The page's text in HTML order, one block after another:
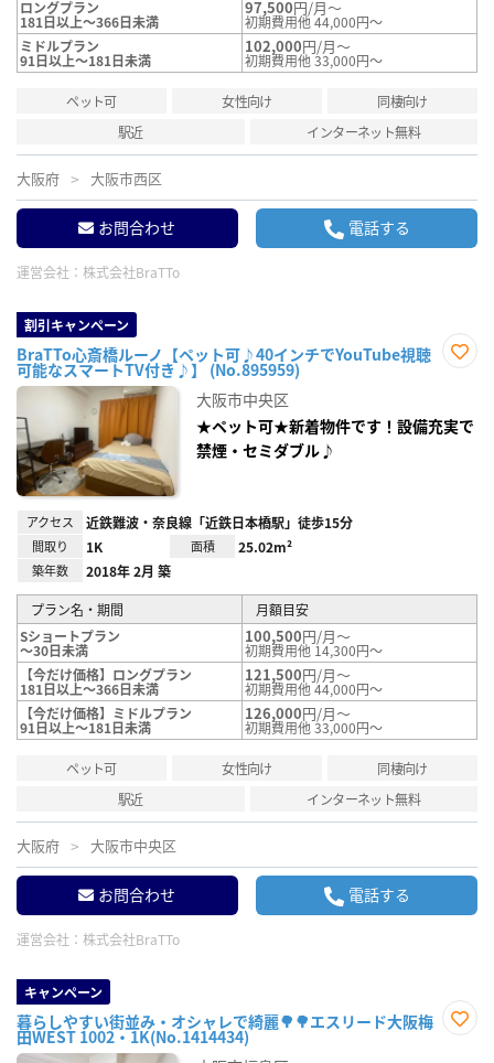
ロングプラン
181日以上～366日未満
97,500円/月～
初期費用他 44,000円～
ミドルプラン
91日以上～181日未満
102,000円/月～
初期費用他 33,000円～
ペット可 女性向け
同棲向け
駅近
インターネット無料
大阪府 大阪市西区
お問合わせ 電話する
運営会社： 株式会社BraTTo
割引キャンペーン
BraTTo心斎橋ルーノ【ペット可♪40インチでYouTube視聴
可能なスマートTV付き♪】 (No.895959)
録
大阪市中央区
★ペット可★新着物件です！設備充実で
禁煙・セミダブル♪
アクセス 近鉄難波・奈良線「近鉄日本橋駅」徒歩15分
間取り 1K 面積 25.02m²
築年数 2018年 2月 築
プラン名・期間
月額目安
Sショートプラン
～30日未満
100,500円/月～
初期費用他 14,300円～
【今だけ価格】ロングプラン
181日以上～366日未満
121,500円/月～
初期費用他 44,000円～
【今だけ価格】ミドルプラン
91日以上～181日未満
126,000円/月～
初期費用他 33,000円～
ペット可 女性向け
同棲向け
駅近
インターネット無料
大阪府 大阪市中央区
お問合わせ 電話する
運営会社： 株式会社BraTTo
キャンペーン
暮らしやすい街並み・オシャレで綺麗🌳🌳エスリード大阪梅
田WEST 1002・1K(No.1414434)